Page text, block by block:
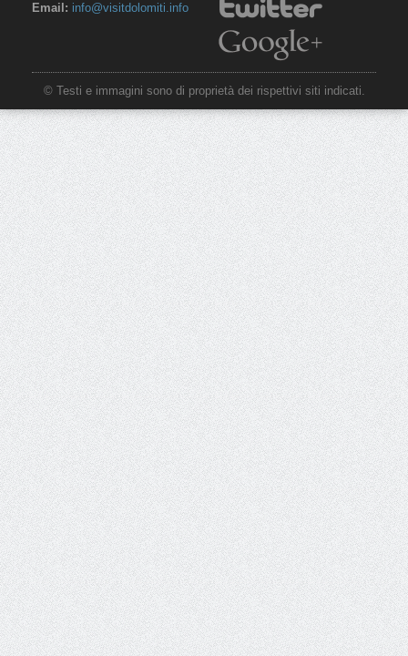
Email: info@visitdolomiti.info
© Testi e immagini sono di proprietà dei rispettivi siti indicati.